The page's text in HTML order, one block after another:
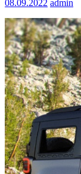
08.09.2022 admin